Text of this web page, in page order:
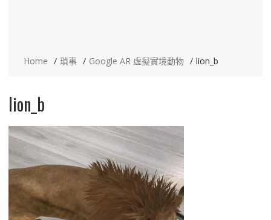
Home 瑣事 Google AR 虛擬實境動物 lion_b
lion_b